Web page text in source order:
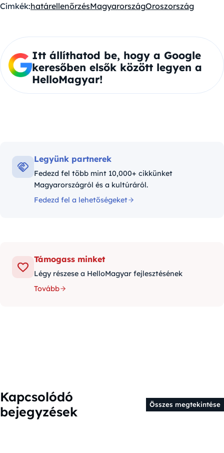
Címkék:határellenőrzésMagyarországOroszország
Itt állíthatod be, hogy a Google
keresőben elsők között legyen a
HelloMagyar!
Legyünk partnerek
Fedezd fel több mint 10,000+ cikkünket
Magyarországról és a kultúráról.
Fedezd fel a lehetőségeket
Támogass minket
Légy részese a HelloMagyar fejlesztésének
Tovább
Kapcsolódó
bejegyzések
Összes megtekintése